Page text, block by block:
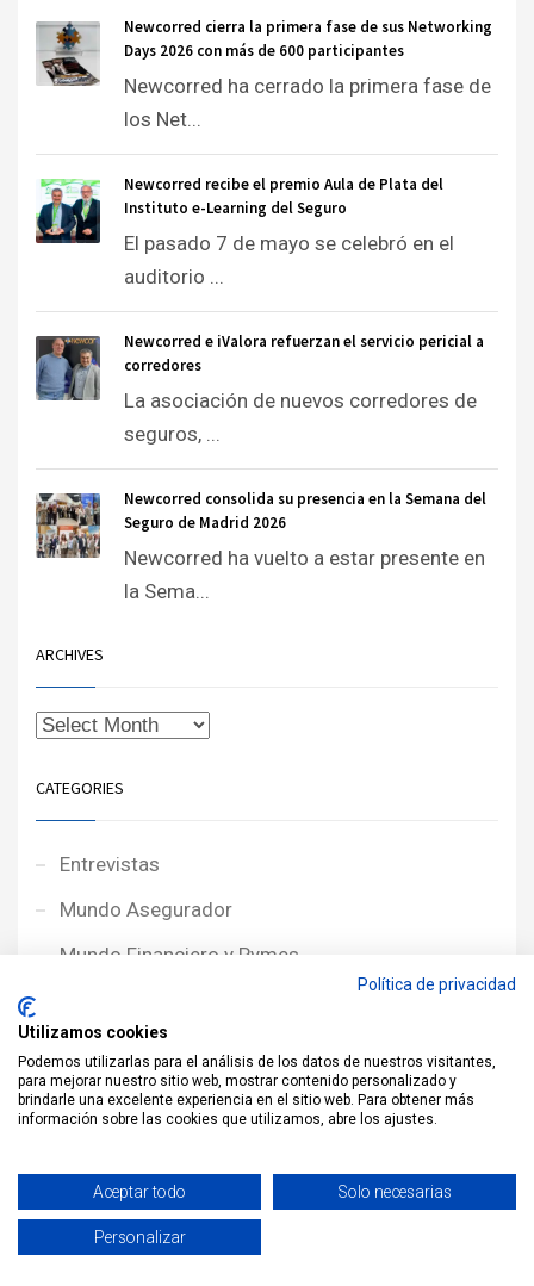
Newcorred cierra la primera fase de sus Networking
Days 2026 con más de 600 participantes
Newcorred ha cerrado la primera fase de
los Net...
Newcorred recibe el premio Aula de Plata del
Instituto e-Learning del Seguro
El pasado 7 de mayo se celebró en el
auditorio ...
Newcorred e iValora refuerzan el servicio pericial a
corredores
La asociación de nuevos corredores de
seguros, ...
Newcorred consolida su presencia en la Semana del
Seguro de Madrid 2026
Newcorred ha vuelto a estar presente en
la Sema...
ARCHIVES
CATEGORIES
Entrevistas
Mundo Asegurador
Mundo Financiero y Pymes
Noticias NewcorRED
Protagonistas
Sin categoría
Política de privacidad
Utilizamos cookies
Podemos utilizarlas para el análisis de los datos de nuestros visitantes,
para mejorar nuestro sitio web, mostrar contenido personalizado y
brindarle una excelente experiencia en el sitio web. Para obtener más
información sobre las cookies que utilizamos, abre los ajustes.
Aceptar todo Solo necesarias
Personalizar